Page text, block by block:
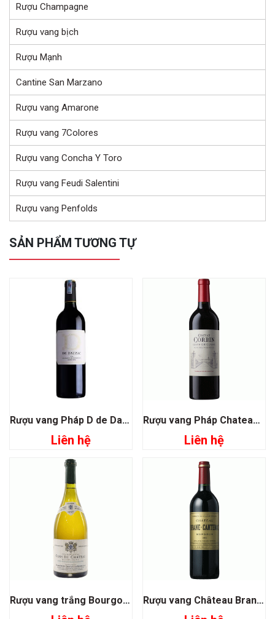
Rượu Champagne
Rượu vang bịch
Rượu Mạnh
Cantine San Marzano
Rượu vang Amarone
Rượu vang 7Colores
Rượu vang Concha Y Toro
Rượu vang Feudi Salentini
Rượu vang Penfolds
SẢN PHẨM TƯƠNG TỰ
Rượu vang Pháp D de Dauzac
Liên hệ
Rượu vang Pháp Chateau Corbin Grand Cru Classe
Liên hệ
Rượu vang trắng Bourgogne Chardonnay Rượu vang Château Brane Cantenac Grand Cru Classe 1855